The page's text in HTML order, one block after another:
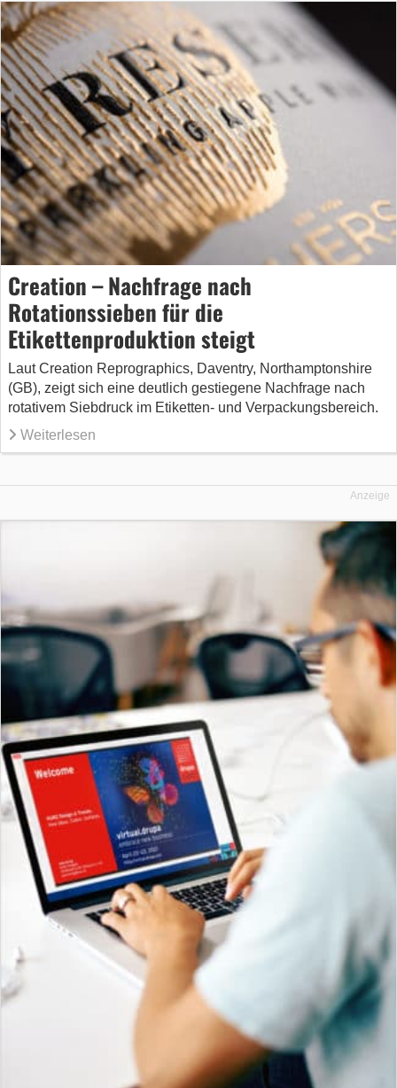
Creation – Nachfrage nach
Rotationssieben für die
Etikettenproduktion steigt
Laut Creation Reprographics, Daventry, Northamptonshire
(GB), zeigt sich eine deutlich gestiegene Nachfrage nach
rotativem Siebdruck im Etiketten- und Verpackungsbereich.
Weiterlesen
Anzeige